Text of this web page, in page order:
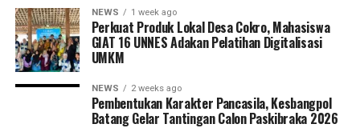
melihat membaca sebagai pengalaman personal yang
sarat dengan nilai emosional. Sementara itu, bagi
anggota, membaca berkembang menjadi praktik sosial
yang membantu mereka memahami diri sendiri sekaligus
lingkungan sekitar.
NEWS 1 week ago
Perkuat Produk Lokal Desa Cokro, Mahasiswa
GIAT 16 UNNES Adakan Pelatihan Digitalisasi
UMKM
NEWS 2 weeks ago
Pembentukan Karakter Pancasila, Kesbangpol
Batang Gelar Tantingan Calon Paskibraka 2026